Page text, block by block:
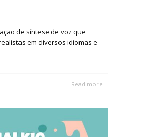
de síntese de voz que
em diversos idiomas e
Read more